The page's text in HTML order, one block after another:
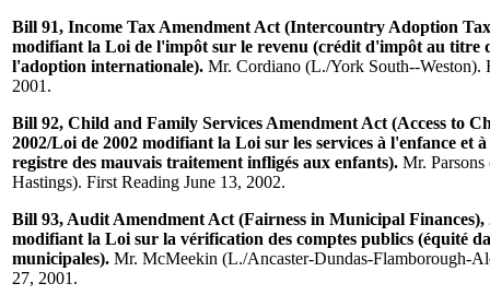
Bill 91, Income Tax Amendment Act (Intercountry Adoption
modifiant la Loi de l'impôt sur le revenu (crédit d'impôt au titre
l'adoption internationale). Mr. Cordiano (L./York South--Weston).
2001.
Bill 92, Child and Family Services Amendment Act (Access to
2002/Loi de 2002 modifiant la Loi sur les services à l'enfance et
registre des mauvais traitement infligés aux enfants). Mr.
Hastings). First Reading June 13, 2002.
Bill 93, Audit Amendment Act (Fairness in Municipal Finances),
modifiant la Loi sur la vérification des comptes publics (équité
municipales). Mr. McMeekin (L./Ancaster-Dundas-Flamborough-
27, 2001.